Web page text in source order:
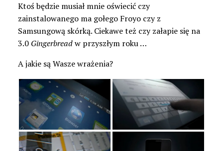
Ktoś będzie musiał mnie oświecić czy
zainstalowanego ma gołego Froyo czy z
Samsungową skórką. Ciekawe też czy załapie się na
3.0 Gingerbreadw przyszłym roku …
A jakie są Wasze wrażenia?